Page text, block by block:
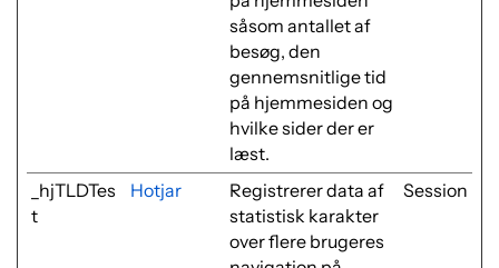
såsom antallet af
besøg, den
gennemsnitlige tid
på hjemmesiden og
hvilke sider der er
læst.
_hjTLDTes
t
Hotjar
Registrerer data af
statistisk karakter
over flere brugeres
Session